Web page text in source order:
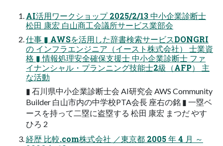
AI活用ワークショップ 2025/2/13 中小企業診断士
松田 康宏 白山商工会議所サービス業部会
仕事 ▮ AWSを活用した辞書検索サービスDONGRI
の インフラエンジニア（イースト株式会社） 士業資
格 ▮ 情報処理安全確保支援士 中小企業診断士 ファ
イナンシャル・プランニング技能士2級（AFP） 主
な活動
▮ 石川県中小企業診断士会 AI研究会 AWS Community
Builder 白山市内の中学校PTA会長 座右の銘 ▮ 一塁ベ
ースを持って二塁に盗塁する 松田 康宏 まつだ やす
ひろ 2
経歴 比較.com株式会社 ／東京都 2005 年 4 月 ～